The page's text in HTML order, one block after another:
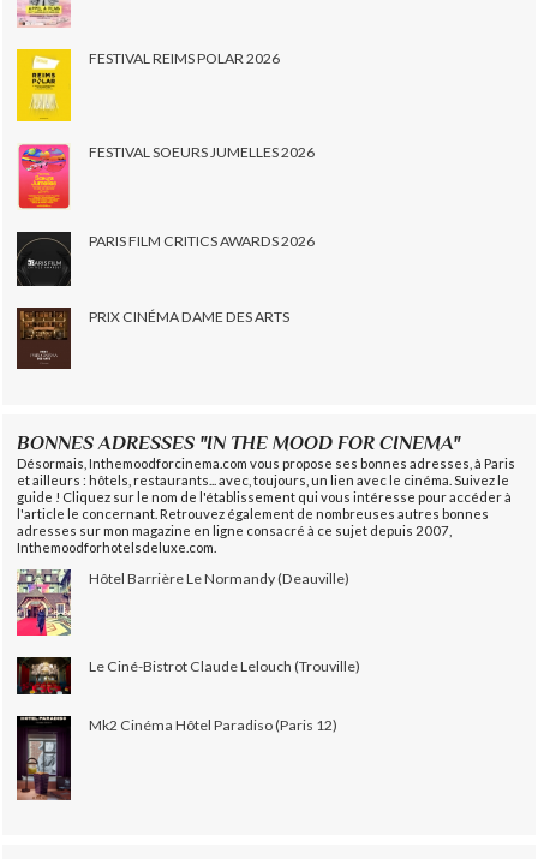
FESTIVAL REIMS POLAR 2026
FESTIVAL SOEURS JUMELLES 2026
PARIS FILM CRITICS AWARDS 2026
PRIX CINÉMA DAME DES ARTS
BONNES ADRESSES "IN THE MOOD FOR CINEMA"
Désormais, Inthemoodforcinema.com vous propose ses bonnes adresses, à Paris
et ailleurs : hôtels, restaurants... avec, toujours, un lien avec le cinéma. Suivez le
guide ! Cliquez sur le nom de l'établissement qui vous intéresse pour accéder à
l'article le concernant. Retrouvez également de nombreuses autres bonnes
adresses sur mon magazine en ligne consacré à ce sujet depuis 2007,
Inthemoodforhotelsdeluxe.com.
Hôtel Barrière Le Normandy (Deauville)
Le Ciné-Bistrot Claude Lelouch (Trouville)
Mk2 Cinéma Hôtel Paradiso (Paris 12)